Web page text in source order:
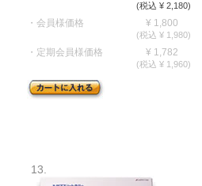
(税込 ¥ 2,180)
・会員様価格 ¥ 1,800
(税込 ¥ 1,980)
・定期会員様価格 ¥ 1,782
(税込 ¥ 1,960)
13.